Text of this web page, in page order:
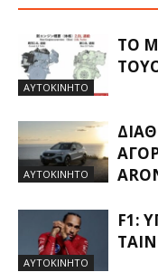
ΑΥΤΟΚΙΝΗΤΟ
ΤΟ
ΑΥΤΟΚΙΝΗΤΟ
ΑΥΤΟΚΙΝΗΤΟ
F1: